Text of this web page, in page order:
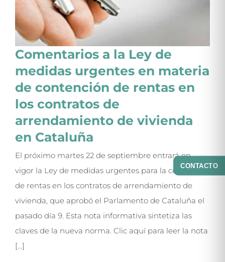
Comentarios a la Ley de
medidas urgentes en materia
de contención de rentas en
los contratos de
arrendamiento de vivienda
en Cataluña
El próximo martes 22 de septiembre entrará en
vigor la Ley de medidas urgentes para la contención
de rentas en los contratos de arrendamiento de
vivienda, que aprobó el Parlamento de Cataluña el
pasado día 9. Esta nota informativa sintetiza las
claves de la nueva norma. Clic aquí para leer la nota
[...]
CONTACTO